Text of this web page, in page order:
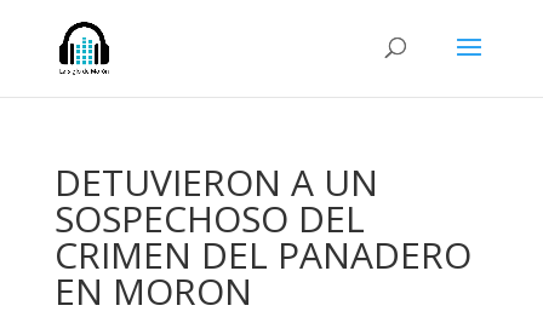
DETUVIERON A UN
SOSPECHOSO DEL
CRIMEN DEL PANADERO
EN MORON